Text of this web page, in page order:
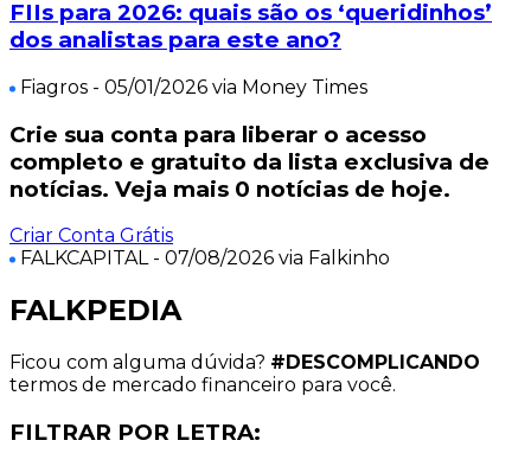
FIIs para 2026: quais são os ‘queridinhos’
dos analistas para este ano?
Fiagros - 05/01/2026 via Money Times
Crie sua conta para liberar o acesso
completo e gratuito da lista exclusiva de
notícias. Veja mais 0 notícias de hoje.
Criar Conta Grátis
FALKCAPITAL - 07/08/2026 via Falkinho
FALKPEDIA
Ficou com alguma dúvida? #DESCOMPLICANDO
termos de mercado financeiro para você.
FILTRAR POR LETRA: